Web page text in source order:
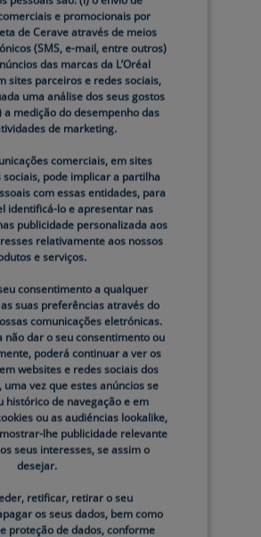
apontar para a
pele descamativa ou
Facial Hidratante da
a reparar a barreira
ao longo de todo o
e glicerina, como o
sem
remove as
que é também adequada
e promocionais por
de Cerave através de meios
(SMS, e-mail, entre outros)
das marcas da L’Oréal
sites parceiros e redes sociais,
uma análise dos seus gostos
a medição do desempenho das
de marketing.
comerciais, em sites
pode implicar a partilha
com essas entidades, para
identificá-lo e apresentar nas
publicidade personalizada aos
relativamente aos nossos
e serviços.
consentimento a qualquer
suas preferências através do
comunicações eletrónicas.
não dar o seu consentimento ou
poderá continuar a ver os
websites e redes sociais dos
uma vez que estes anúncios se
histórico de navegação e em
ou as audiéncias lookalike,
lhe publicidade relevante
seus interesses, se assim o
desejar.
retificar, retirar o seu
os seus dados, bem como
proteção de dados, conforme